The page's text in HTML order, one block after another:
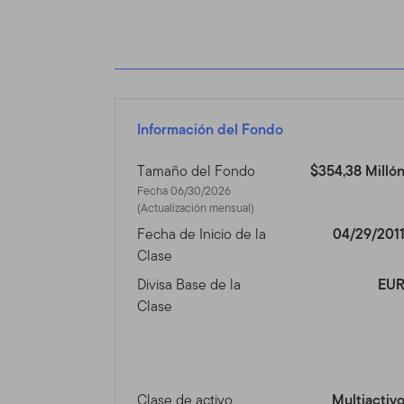
Información del Fondo
Tamaño del Fondo
Fecha 06/30/2026
(Actualización mensual)
$354,38 Millón
Fecha de Inicio de la
Clase
04/29/2011
Divisa Base de la
Clase
EUR
Clase de activo
Multiactivo
cambiar el Sitio y las
Espónsor del
El Sitio se provee como
Distributors, Ltd.
adelante "Fondo(s)").
Franklin Templeton
inversión, de accionista
Franklin Mutual Series y a